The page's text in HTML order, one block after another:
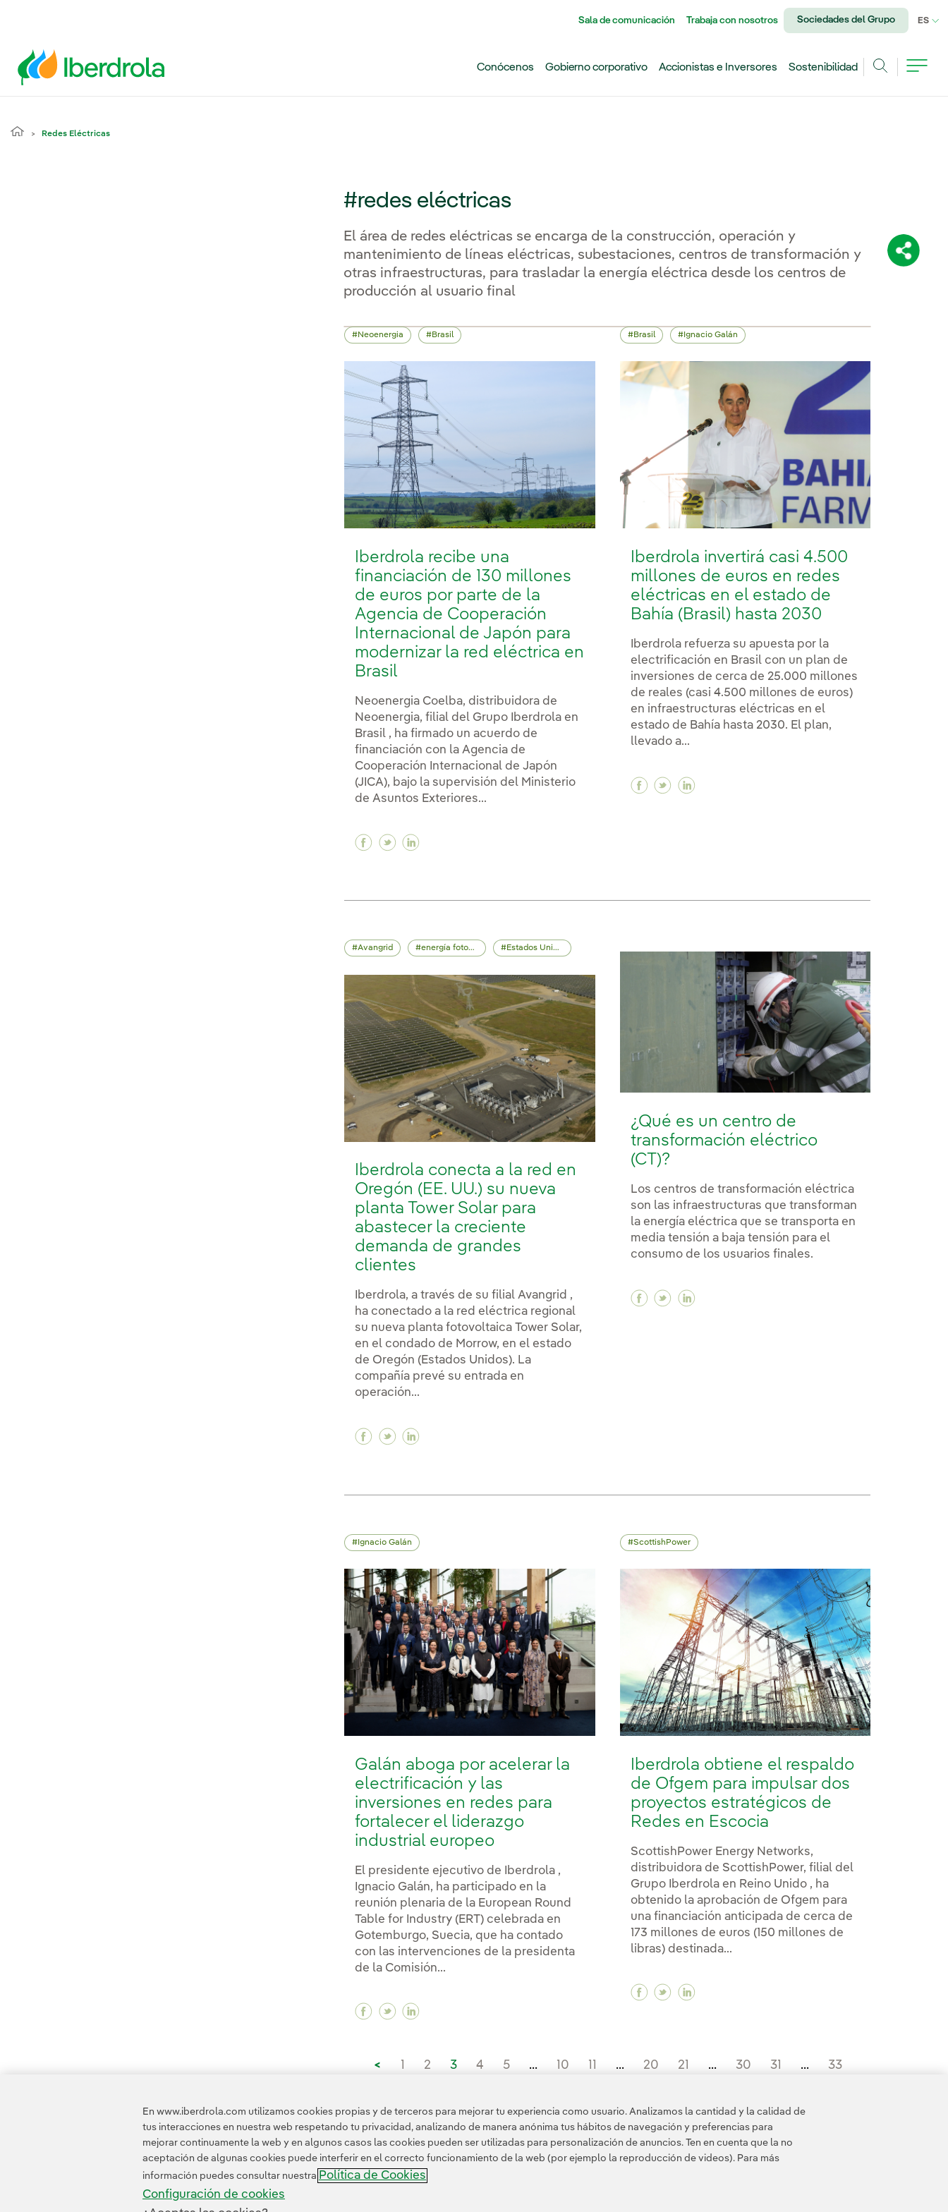
Sala de comunicación Trabaja con nosotros Sociedades del Grupo ES
Conócenos Gobierno corporativo Accionistas e Inversores
Sostenibilidad
Redes Eléctricas
#redes eléctricas
El área de redes eléctricas se encarga de la construcción, operación y
mantenimiento de líneas eléctricas, subestaciones, centros de transformación y
otras infraestructuras, para trasladar la energía eléctrica desde los centros de
producción al usuario final
Neoenergia Brasil
Iberdrola recibe una
financiación de 130 millones
de euros por parte de la
Agencia de Cooperación
Internacional de Japón para
modernizar la red eléctrica en
Brasil
Neoenergia Coelba, distribuidora de
Neoenergia, filial del Grupo Iberdrola en
Brasil , ha firmado un acuerdo de
financiación con la Agencia de
Cooperación Internacional de Japón
(JICA), bajo la supervisión del Ministerio
de Asuntos Exteriores...
Facebook Iberdrola recibe una financiación de 130 millones de euros por parte de la Agencia de
Twitter Iberdrola recibe una financiación de 130 millones de euros por parte de la Agencia
Brasil Ignacio Galán
Iberdrola invertirá casi 4.500
millones de euros en redes
eléctricas en el estado de
Bahía (Brasil) hasta 2030
Iberdrola refuerza su apuesta por la
electrificación en Brasil con un plan de
inversiones de cerca de 25.000 millones
de reales (casi 4.500 millones de euros)
en infraestructuras eléctricas en el
estado de Bahía hasta 2030. El plan,
llevado a...
Facebook Iberdrola invertirá casi 4.500 millones
Twitter Iberdrola invertirá casi 4.500 millones
Avangrid energía fotovoltaica Estados Unidos
Iberdrola conecta a la red en
Oregón (EE. UU.) su nueva
planta Tower Solar para
abastecer la creciente
demanda de grandes
clientes
Iberdrola, a través de su filial Avangrid ,
ha conectado a la red eléctrica regional
su nueva planta fotovoltaica Tower Solar,
en el condado de Morrow, en el estado
de Oregón (Estados Unidos). La
compañía prevé su entrada en
operación...
Facebook Iberdrola conecta a la red en Oregón (EE. UU.) su nueva planta Tower Solar para
Twitter Iberdrola conecta a la red en Oregón (EE. UU.) su nueva planta Tower Solar para
¿Qué es un centro de
transformación eléctrico
(CT)?
Los centros de transformación eléctrica
son las infraestructuras que transforman
la energía eléctrica que se transporta en
media tensión a baja tensión para el
consumo de los usuarios finales.
Facebook ¿Qué es un centro de transformación
Twitter ¿Qué es un centro de transformación
Ignacio Galán
Galán aboga por acelerar la
electrificación y las
inversiones en redes para
fortalecer el liderazgo
industrial europeo
El presidente ejecutivo de Iberdrola ,
Ignacio Galán, ha participado en la
reunión plenaria de la European Round
Table for Industry (ERT) celebrada en
Gotemburgo, Suecia, que ha contado
con las intervenciones de la presidenta
de la Comisión...
Facebook Galán aboga por acelerar la electrificación y las inversiones en redes para fortalecer
Twitter Galán aboga por acelerar la electrificación y las inversiones en redes para fortalecer
ScottishPower
Iberdrola obtiene el respaldo
de Ofgem para impulsar dos
proyectos estratégicos de
Redes en Escocia
ScottishPower Energy Networks,
distribuidora de ScottishPower, filial del
Grupo Iberdrola en Reino Unido , ha
obtenido la aprobación de Ofgem para
una financiación anticipada de cerca de
173 millones de euros (150 millones de
libras) destinada...
Facebook Iberdrola obtiene el respaldo de
Twitter Iberdrola obtiene el respaldo de
< 1 2 3 4 5 ... 10 11 ... 20 21 ... 30 31 ... 33
En www.iberdrola.com utilizamos cookies propias y de terceros para mejorar tu experiencia como usuario. Analizamos la cantidad y la calidad de
tus interacciones en nuestra web respetando tu privacidad, analizando de manera anónima tus hábitos de navegación y preferencias para
mejorar continuamente la web y en algunos casos las cookies pueden ser utilizadas para personalización de anuncios. Ten en cuenta que la no
aceptación de algunas cookies puede interferir en el correcto funcionamiento de la web (por ejemplo la reproducción de videos). Para más
información puedes consultar nuestra Política de Cookies
Configuración de cookies